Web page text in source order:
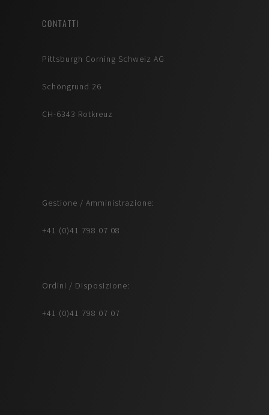
CONTATTI
Pittsburgh Corning Schweiz AG
Schöngrund 26
CH-6343 Rotkreuz
Gestione / Amministrazione:
+41 (0)41 798 07 08
Ordini / Disposizione:
+41 (0)41 798 07 07